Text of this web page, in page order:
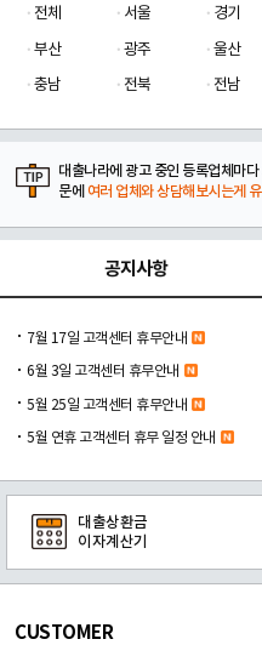
전체 서울 경기
부산
광주 울산
충남
전북 전남
대출나라에 광고 중인 등록업체마
문에 여러 업체와 상담해보시는게 유
공지사항
7월 17일 고객센터 휴무안내
6월 3일 고객센터 휴무안내
5월 25일 고객센터 휴무안내
5월 연휴 고객센터 휴무 일정 안내
대출상환금
이자계산기
CUSTOMER